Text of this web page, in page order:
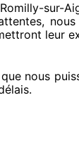
sur-
,
leur
nous